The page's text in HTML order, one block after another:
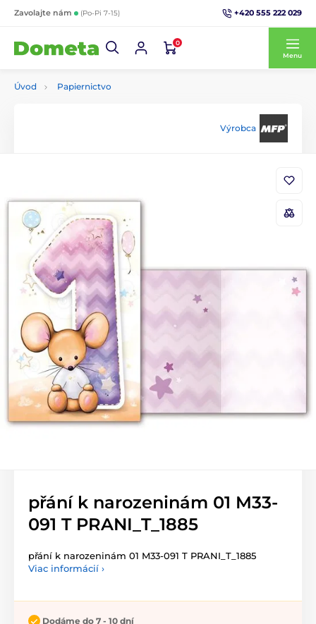
Zavolajte nám (Po-Pi 7-15) +420 555 222 029
0
Menu
Úvod Papiernictvo
Výrobca
přání k narozeninám 01 M33-
091 T PRANI_T_1885
přání k narozeninám 01 M33-091 T PRANI_T_1885
Viac informácií ›
Dodáme do 7 - 10 dní